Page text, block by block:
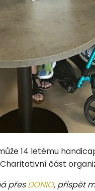
14 letému
část
přesDONIO, přispět